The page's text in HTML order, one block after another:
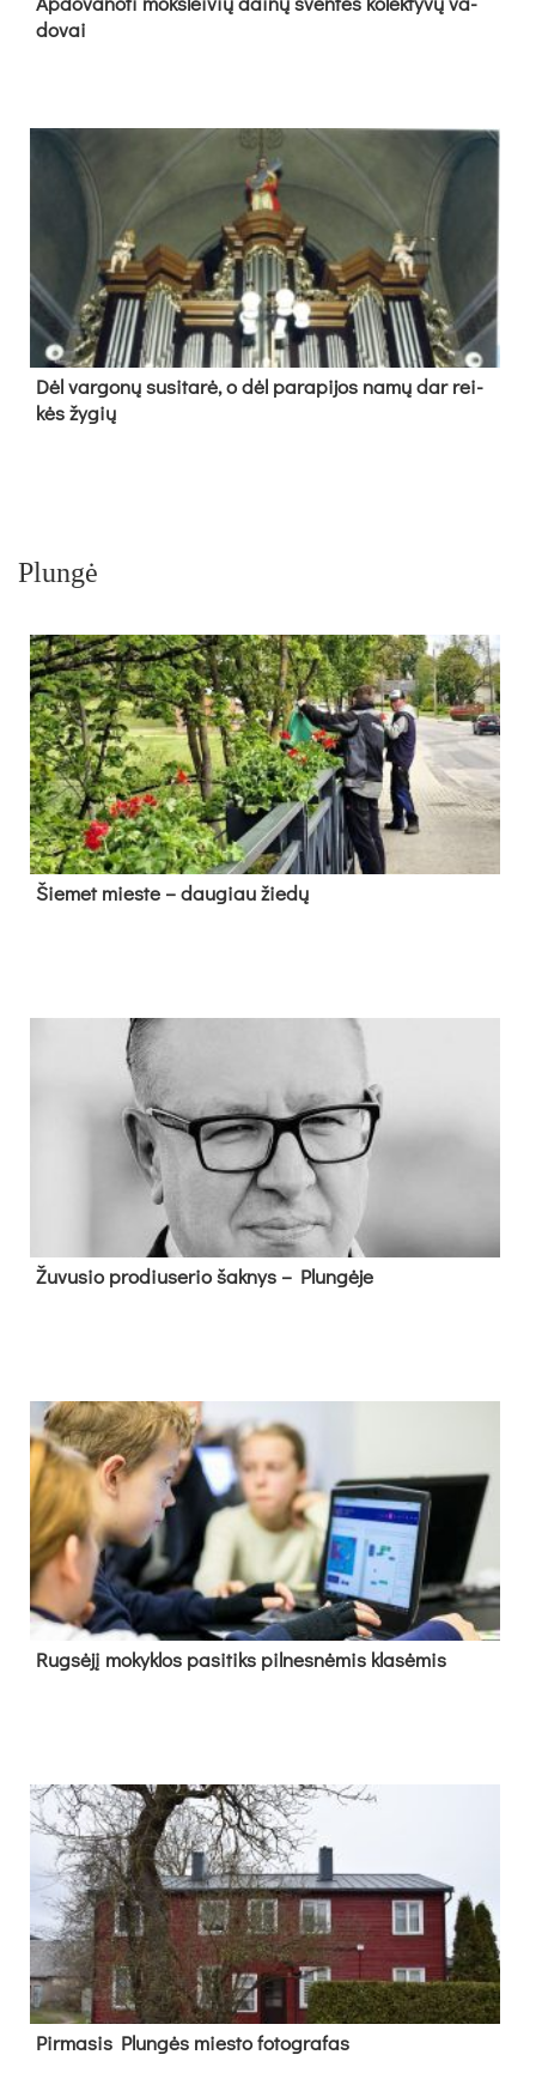
do­vai
Dėl var­go­nų su­si­ta­rė, o dėl pa­ra­pi­jos na­mų dar rei­
kės žy­gių
Plungė
Šie­met mies­te – dau­giau žie­dų
Žu­vu­sio pro­diu­se­rio šak­nys – Plun­gė­je
Rug­sė­jį mo­kyk­los pa­si­tiks pil­nes­nė­mis kla­sė­mis
Pir­ma­sis Plun­gės mies­to fo­tog­ra­fas